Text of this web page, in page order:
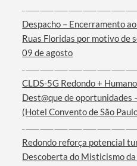
Termo de Pesquisa
Categorias gerais
Despacho – Encerramento
Ruas Floridas por motivo de
09 de agosto
CLDS-5G Redondo +
Dest@que de oportunidades
(Hotel Convento de São
Redondo reforça potencial
Descoberta do Misticismo da